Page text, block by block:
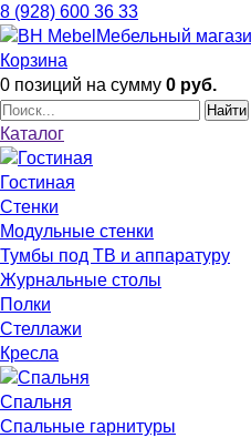
8 (928) 600 36 33
Мебельный
Корзина
0 позиций на сумму 0 руб.
Найти
Каталог
Гостиная
Стенки
Модульные стенки
Тумбы под ТВ и аппаратуру
Журнальные столы
Полки
Стеллажи
Кресла
Спальня
Спальные гарнитуры